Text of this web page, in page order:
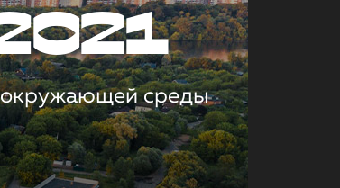
окружающей среды